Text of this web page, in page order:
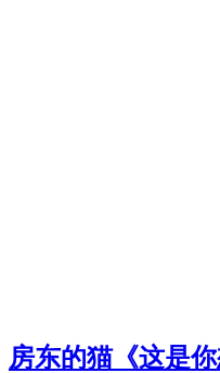
房东的猫《这是